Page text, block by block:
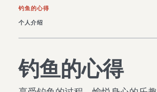
钓鱼的心得
个人介绍
钓鱼的心得